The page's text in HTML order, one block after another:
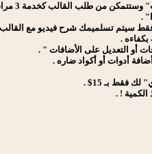
من طلب القالب كخدمة 3 مرات .
.
بكفاءه .
أدوات أو أكواد ضاره .
فقط بـ 15$ .